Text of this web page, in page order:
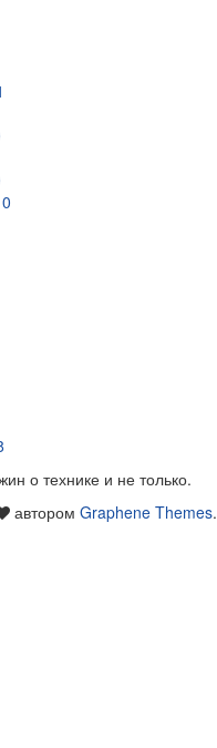
о технике и не только.
автором Graphene Themes.